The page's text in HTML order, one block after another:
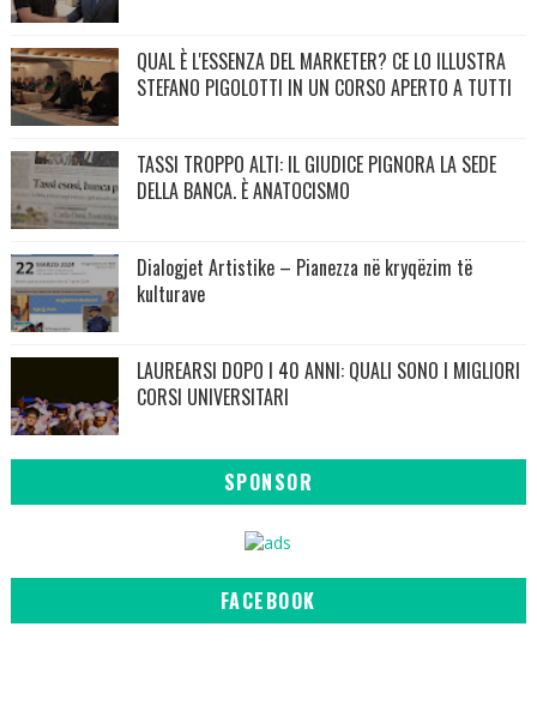
QUAL È L'ESSENZA DEL MARKETER? CE LO ILLUSTRA
STEFANO PIGOLOTTI IN UN CORSO APERTO A TUTTI
TASSI TROPPO ALTI: IL GIUDICE PIGNORA LA SEDE
DELLA BANCA. È ANATOCISMO
Dialogjet Artistike – Pianezza në kryqëzim të
kulturave
LAUREARSI DOPO I 40 ANNI: QUALI SONO I MIGLIORI
CORSI UNIVERSITARI
SPONSOR
FACEBOOK